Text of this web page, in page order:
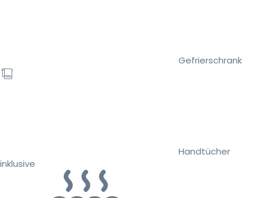
Gefrierschrank
Handtücher
inklusive